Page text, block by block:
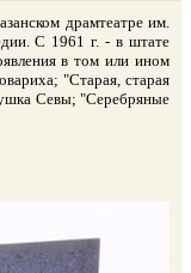
драмтеатре им.
С 1961 г. - в штате
в том или ином
"Старая, старая
Севы; "Серебряные